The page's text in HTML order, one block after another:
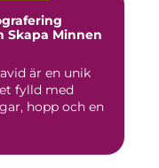
är en unik
fylld med
hopp och en